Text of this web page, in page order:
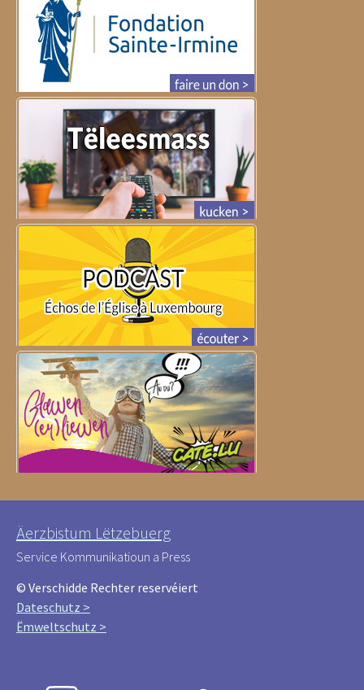
Äerzbistum Lëtzebuerg
Service Kommunikatioun a Press
© Verschidde Rechter reservéiert
Dateschutz >
Ëmweltschutz >